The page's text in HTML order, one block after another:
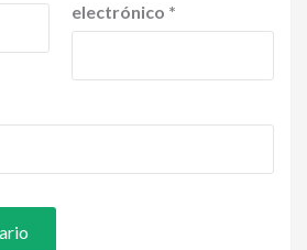
electrónico *